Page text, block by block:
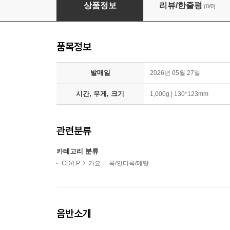
상품정보 리뷰/한줄평 (0/0)
품목정보
발매일 2026년 05월 27일
시간, 무게, 크기 1,000g | 130*123mm
관련분류
카테고리 분류
CD/LP 가요 록/인디록/메탈
음반소개